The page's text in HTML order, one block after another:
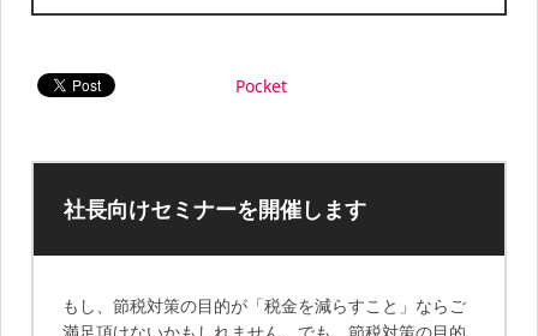
Pocket
社長向けセミナーを開催します
もし、節税対策の目的が「税金を減らすこと」ならご